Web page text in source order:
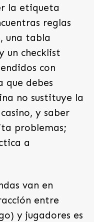
la etiqueta
reglas
una tabla
un checklist
con
que debes
no sustituye la
y saber
problemas;
a
van en
entre
y jugadores es